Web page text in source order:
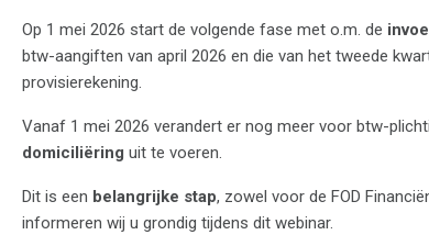
Op 1 mei 2026 start de volgende fase met o.m. de
btw-aangiften van april 2026 en die van het tweede
provisierekening.
Vanaf 1 mei 2026 verandert er nog meer voor btw-
domiciliëring uit te voeren.
Dit is een belangrijke stap, zowel voor de FOD
informeren wij u grondig tijdens dit webinar.